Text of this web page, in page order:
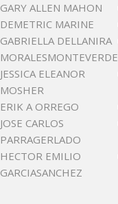
GARY ALLEN MAHON
DEMETRIC MARINE
GABRIELLA DELLANIRA
MORALESMONTEVERDE
JESSICA ELEANOR
MOSHER
ERIK A ORREGO
JOSE CARLOS
PARRAGERLADO
HECTOR EMILIO
GARCIASANCHEZ